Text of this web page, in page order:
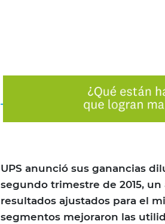
UPS anunció sus ganancias
segundo trimestre de 2015,
resultados ajustados para el
segmentos mejoraron las